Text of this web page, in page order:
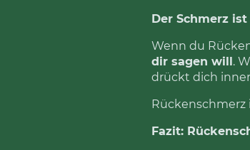
Der Schmerz
Wenn du
dir sagen will.
drückt dich
Rückenschmerz
Fazit: